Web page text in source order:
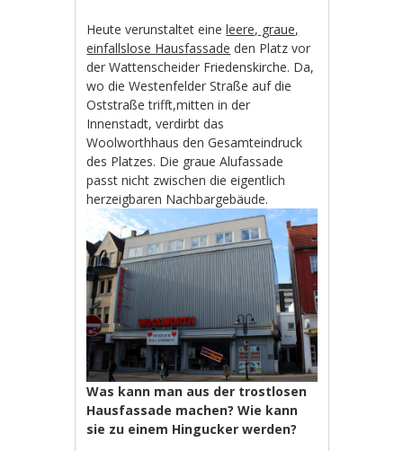
Heute verunstaltet eineleere, graue,
einfallslose Hausfassade den Platz vor
der Wattenscheider Friedenskirche. Da,
wo die Westenfelder Straße auf die
Oststraße trifft,mitten in der
Innenstadt, verdirbt das
Woolworthhaus den Gesamteindruck
des Platzes. Die graue Alufassade
passt nicht zwischen die eigentlich
herzeigbaren Nachbargebäude.
Was kann man aus der trostlosen
Hausfassade machen? Wie kann
sie zu einem Hingucker werden?